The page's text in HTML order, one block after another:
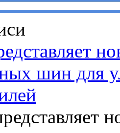
шин для